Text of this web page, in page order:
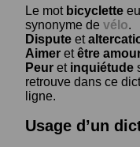
Le mot bicyclette
synonyme de vélo.
Dispute et
Aimer etêtre
Peur et inquiétude
retrouve dans ce
ligne.
Usage d’un